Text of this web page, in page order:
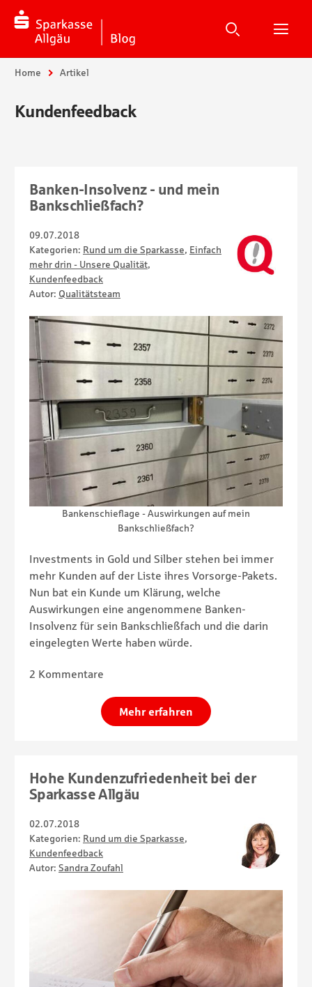
Suche
Suche
Sie sind hier:
Home Artikel
Kundenfeedback
Banken-Insolvenz - und mein
Bankschließfach?
09.07.2018
Kategorien: Rund um die Sparkasse, Einfach
mehr drin - Unsere Qualität,
Kundenfeedback
Autor: Qualitätsteam
Bankenschieflage - Auswirkungen auf mein
Bankschließfach?
Investments in Gold und Silber stehen bei immer
mehr Kunden auf der Liste ihres Vorsorge-Pakets.
Nun bat ein Kunde um Klärung, welche
Auswirkungen eine angenommene Banken-
Insolvenz für sein Bankschließfach und die darin
eingelegten Werte haben würde.
2 Kommentare
Mehr erfahren
Hohe Kundenzufriedenheit bei der
Sparkasse Allgäu
02.07.2018
Kategorien: Rund um die Sparkasse,
Kundenfeedback
Autor: Sandra Zoufahl